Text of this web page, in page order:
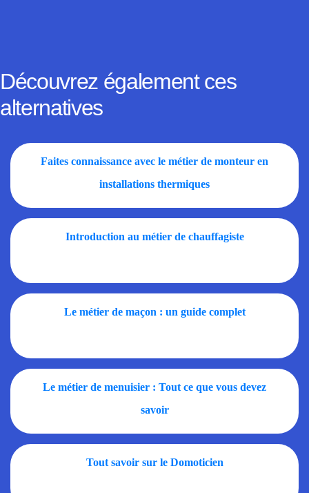
Découvrez également ces
alternatives
Faites connaissance avec le métier de monteur en
installations thermiques
Introduction au métier de chauffagiste
Le métier de maçon : un guide complet
Le métier de menuisier : Tout ce que vous devez
savoir
Tout savoir sur le Domoticien